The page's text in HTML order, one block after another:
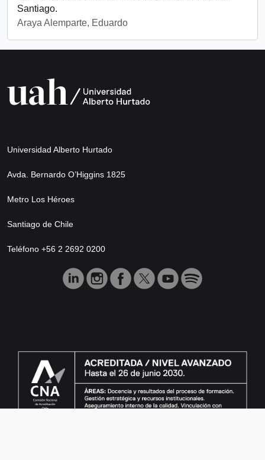
Santiago.
Araya Alemparte, Eduardo
Universidad Alberto Hurtado
Avda. Bernardo O’Higgins 1825
Metro Los Héroes
Santiago de Chile
Teléfono +56 2 2692 0200